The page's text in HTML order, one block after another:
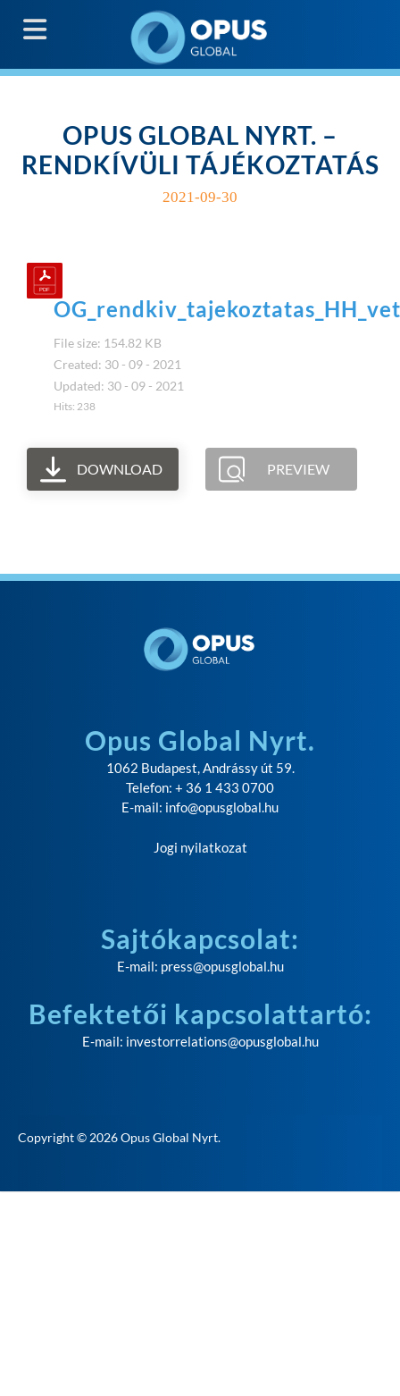
OPUS GLOBAL NYRT. –
RENDKÍVÜLI TÁJÉKOZTATÁS
2021-09-30
File size: 154.82 KB
Created: 30 - 09 - 2021
Updated: 30 - 09 - 2021
Hits: 238
DOWNLOAD PREVIEW
Opus Global Nyrt.
1062 Budapest, Andrássy út 59.
Telefon: + 36 1 433 0700
E-mail: info@opusglobal.hu
Jogi nyilatkozat
Sajtókapcsolat:
E-mail: press@opusglobal.hu
Befektetői kapcsolattartó:
E-mail: investorrelations@opusglobal.hu
Copyright © 2026Opus Global Nyrt.